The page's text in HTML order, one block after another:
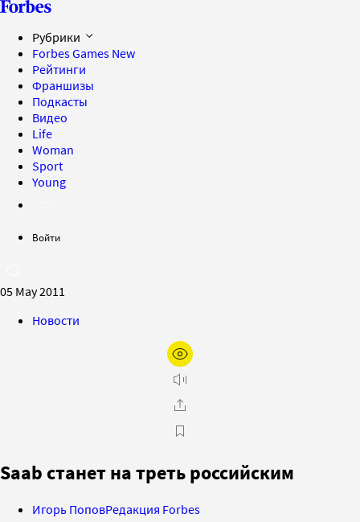
Рубрики
Forbes Games New
Рейтинги
Франшизы
Подкасты
Видео
Life
Woman
Sport
Young
Войти
05 May 2011
Новости
Saab станет на треть российским
Игорь ПоповРедакция Forbes